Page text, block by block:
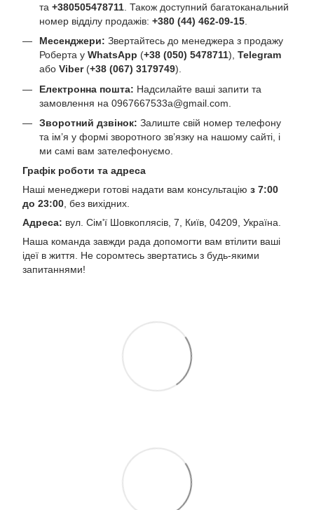
та +380505478711 . Також доступний багатоканальний
номер відділу продажів: +380 (44) 462-09-15
Месенджери: Звертайтесь до менеджера з продажу
Роберта у WhatsApp (+38 (050) 5478711), Telegram
або Viber(+38 (067) 3179749).
Електронна пошта: Надсилайте ваші запити та
замовлення на 0967667533a@gmail.com
Зворотний дзвінок: Залиште свій номер телефону
та ім’я у формі зворотного зв’язку на нашому сайті, і
ми самі вам зателефонуємо.
Графік роботи та адреса
Наші менеджери готові надати вам консультацію з 7:00
до 23:00, без вихідних.
Адреса: вул. Сім'ї Шовкоплясів, 7, Київ, 04209, Україна.
Наша команда завжди рада допомогти вам втілити ваші
ідеї в життя. Не соромтесь звертатись з будь-якими
запитаннями!